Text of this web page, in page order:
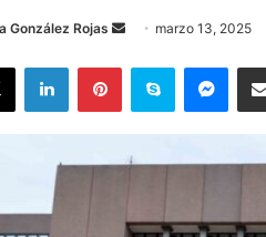
González Rojas
Send
email
marzo 13, 2025
X LinkedInPinterestSkype